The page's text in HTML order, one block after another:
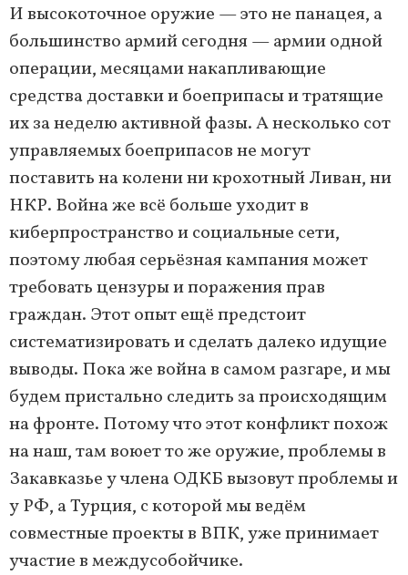
И высокоточное оружие — это не панацея, а
большинство армий сегодня — армии одной
операции, месяцами накапливающие
средства доставки и боеприпасы и тратящие
их за неделю активной фазы. А несколько сот
управляемых боеприпасов не могут
поставить на колени ни крохотный Ливан, ни
НКР. Война же всё больше уходит в
киберпространство и социальные сети,
поэтому любая серьёзная кампания может
требовать цензуры и поражения прав
граждан. Этот опыт ещё предстоит
систематизировать и сделать далеко идущие
выводы. Пока же война в самом разгаре, и мы
будем пристально следить за происходящим
на фронте. Потому что этот конфликт похож
на наш, там воюет то же оружие, проблемы в
Закавказье у члена ОДКБ вызовут проблемы и
у РФ, а Турция, с которой мы ведём
совместные проекты в ВПК, уже принимает
участие в междусобойчике.